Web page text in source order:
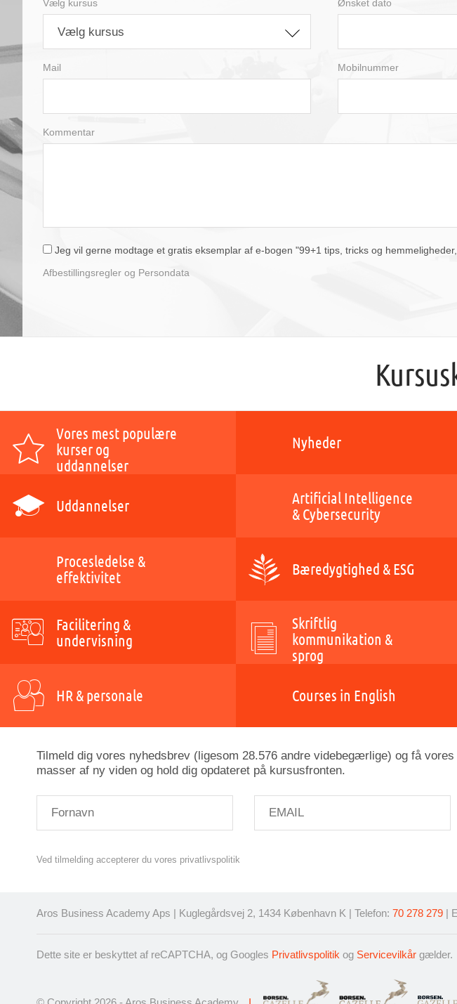
Vælg kursus
Vælg kursus
Ønsket dato
man
3 4 5
i dag
Mail Mobilnummer
Kommentar
Jeg vil gerne modtage et gratis eksemplar af e-bogen "99+1 tips, tricks og
Afbestillingsregler og Persondata
Vores mest populære
kurser og
uddannelser
Nyheder
Uddannelser
Artificial Intelligence
& Cybersecurity
Procesledelse &
effektivitet
Bæredygtighed & ESG
Facilitering &
undervisning
Skriftlig
kommunikation &
sprog
HR & personale Courses in English
Tilmeld dig vores nyhedsbrev (ligesom 28.576 andre videbegærlige) og få
masser af ny viden og hold dig opdateret på kursusfronten.
Ved tilmelding accepterer du vores privatlivspolitik
Aros Business Academy Aps | Kuglegårdsvej 2, 1434 København K | Telefon: 70 278 279 |
Dette site er beskyttet af reCAPTCHA, og Googles Privatlivspolitik og Servicevilkår gælder.